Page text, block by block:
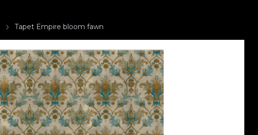
Tapet Empire bloom fawn